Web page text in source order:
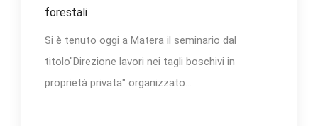
forestali
Si è tenuto oggi a Matera il seminario dal
titolo"Direzione lavori nei tagli boschivi in
proprietà privata" organizzato...